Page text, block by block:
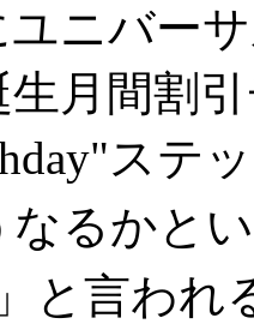
ニバー
月間割
ステ
るかと
」と言われ